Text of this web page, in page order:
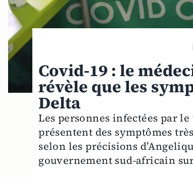
Covid-19 : le
révèle que les
Delta
Les personnes infectées par
présentent des symptômes
selon les précisions
gouvernement sud-africain